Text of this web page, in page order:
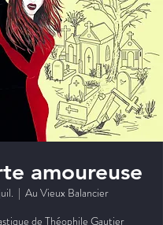
amoureuse
  |
Au Vieux Balancier
de Théophile Gautier